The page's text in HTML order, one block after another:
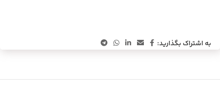
به اشتراک بگذارید: